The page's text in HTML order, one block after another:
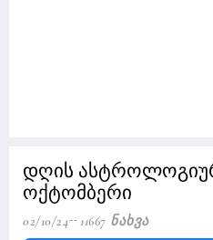
დღის
ოქტომბერი
02/10/24 11667 Ნახვა